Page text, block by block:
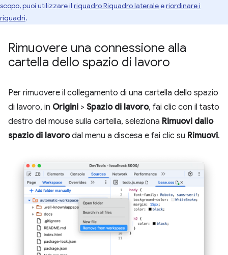
scopo, puoi utilizzare il riquadro Riquadro lateraleeriordinare i
riquadri.
Rimuovere una connessione alla
cartella dello spazio di lavoro
Per rimuovere il collegamento di una cartella dello spazio
di lavoro, in Origini > Spazio di lavoro, fai clic con il tasto
destro del mouse sulla cartella, seleziona Rimuovi dallo
spazio di lavorodal menu a discesa e fai clic su Rimuovi.